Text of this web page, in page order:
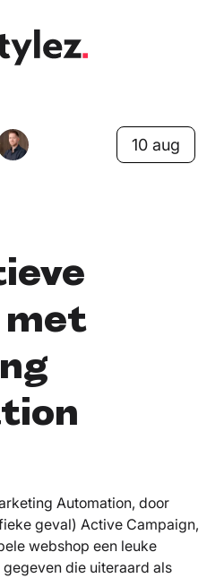
10 aug
met
Automation, door
geval) Active Campaign,
webshop een leuke
die uiteraard als